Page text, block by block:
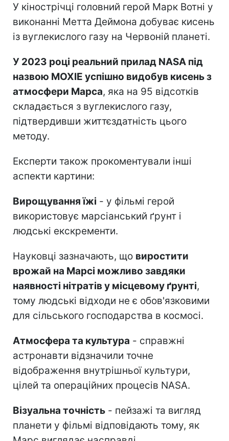
У кінострічці головний герой Марк Вотні у
виконанні Метта Деймона добуває кисень
із вуглекислого газу на Червоній планеті.
У 2023 році реальний прилад NASA під
назвою MOXIE успішно видобув кисень з
атмосфери Марса, яка на 95 відсотків
складається з вуглекислого газу,
підтвердивши життєздатність цього
методу.
Експерти також прокоментували інші
аспекти картини:
Вирощування їжі - у фільмі герой
використовує марсіанський ґрунт і
людські екскременти.
Науковці зазначають, що виростити
врожай на Марсі можливо завдяки
наявності нітратів у місцевому ґрунті,
тому людські відходи не є обов'язковими
для сільського господарства в космосі.
Атмосфера та культура - справжні
астронавти відзначили точне
відображення внутрішньої культури,
цілей та операційних процесів NASA.
Візуальна точність - пейзажі та вигляд
планети у фільмі відповідають тому, як